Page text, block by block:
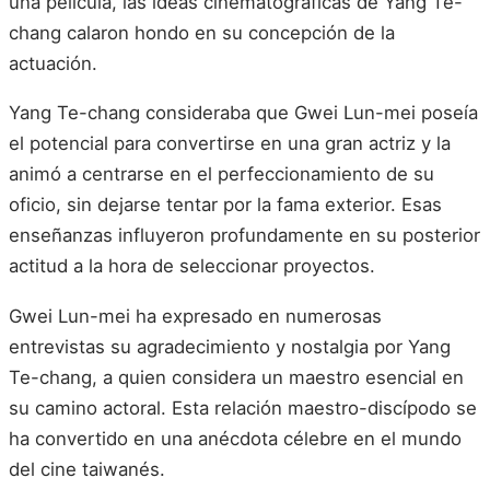
chang calaron hondo en su concepción de la
actuación.
Yang Te-chang consideraba que Gwei Lun-mei poseía
el potencial para convertirse en una gran actriz y la
animó a centrarse en el perfeccionamiento de su
oficio, sin dejarse tentar por la fama exterior. Esas
enseñanzas influyeron profundamente en su posterior
actitud a la hora de seleccionar proyectos.
Gwei Lun-mei ha expresado en numerosas
entrevistas su agradecimiento y nostalgia por Yang
Te-chang, a quien considera un maestro esencial en
su camino actoral. Esta relación maestro-discípodo se
ha convertido en una anécdota célebre en el mundo
del cine taiwanés.